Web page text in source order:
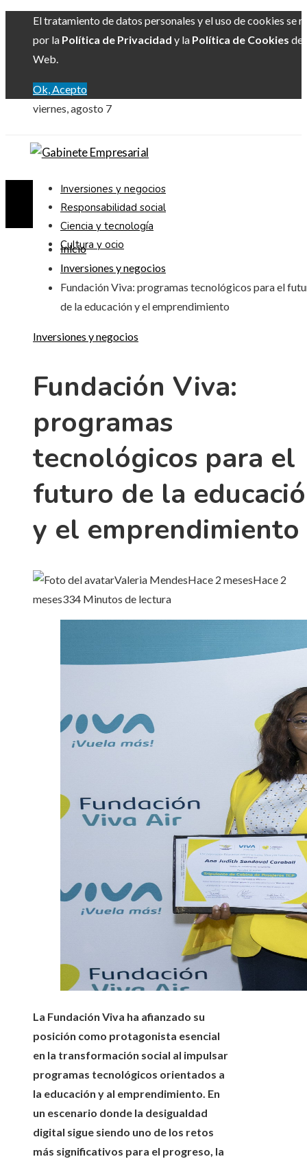
El tratamiento de datos personales y el uso de cookies se
por la Política de Privacidad y la Política de Cookies
Web.
Ok, Acepto
viernes, agosto 7
Inversiones y negocios
Responsabilidad social
Ciencia y tecnología
Cultura y ocio
Inicio
Inversiones y negocios
Fundación Viva: programas tecnológicos para el
de la educación y el emprendimiento
Inversiones y negocios
Fundación Viva:
programas
tecnológicos para el
futuro de la
y el emprendimiento
Valeria MendesHace 2 mesesHace 2
meses334 Minutos de lectura
La Fundación Viva ha afianzado su
posición como protagonista esencial
en la transformación social al impulsar
programas tecnológicos orientados a
la educación y al emprendimiento. En
un escenario donde la desigualdad
digital sigue siendo uno de los retos
más significativos para el progreso, la